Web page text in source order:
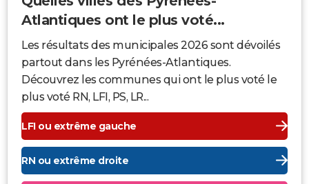
Atlantiques ont le plus voté...
Les résultats des municipales 2026 sont dévoilés
partout dans les Pyrénées-Atlantiques.
Découvrez les communes qui ont le plus voté le
plus voté RN, LFI, PS, LR...
LFI ou extrême gauche
RN ou extrême droite